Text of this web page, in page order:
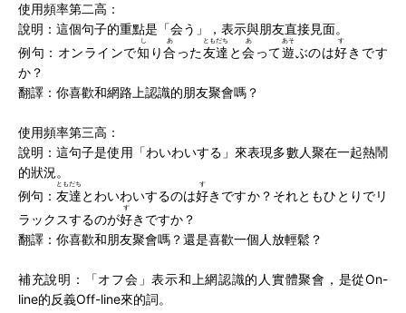
使用頻率第二高：
說明：這個句子的重點是「会う」，表示與朋友直接見面。
例句：オンラインで知
し
り合
あ
った友達
ともだち
と会
あ
って遊
あそ
ぶのは好
す
きです
か？
翻譯：你喜歡和網路上認識的朋友聚會嗎？
使用頻率第三高：
說明：這句子是使用「わいわいする」來表現多數人聚在一起熱鬧
的狀況。
例句： 友達
ともだち
とわいわいするのは好
す
きですか？それともひとりでリ
ラックスするのが好
す
きですか？
翻譯：你喜歡和朋友聚會嗎？還是喜歡一個人放輕鬆？
補充說明：「オフ会」表示和上網認識的人實體聚會，是從On-
line的反義Off-line來的詞。